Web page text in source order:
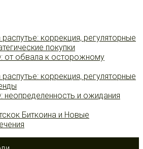
коррекция, регуляторные
покупки
от обвала к осторожному
коррекция, регуляторные
неопределенность и ожидания
Биткоина и Новые